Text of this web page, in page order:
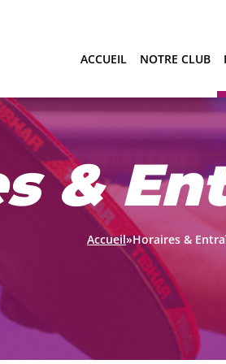
ACCUEIL NOTRE CLUB
&
Accueil»Horaires &